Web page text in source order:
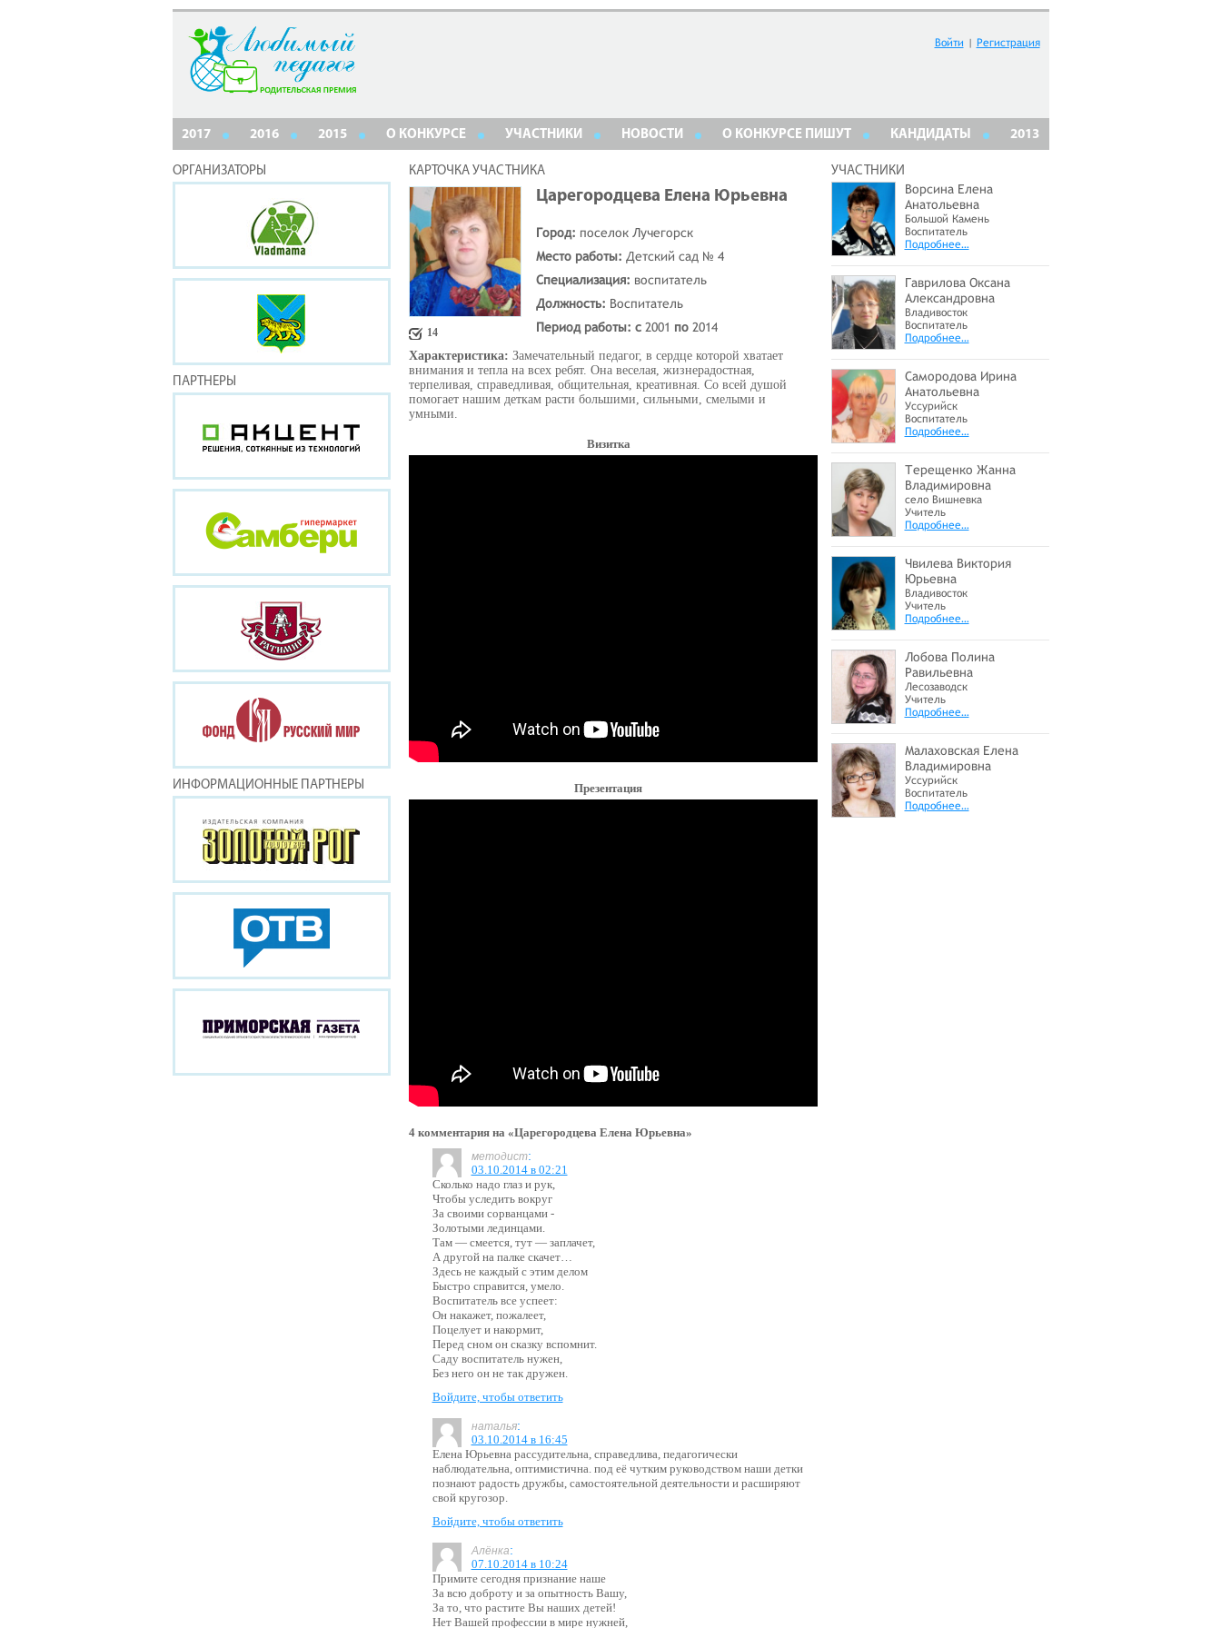
Войти | Регистрация
2017 2016 2015 О КОНКУРСЕ УЧАСТНИКИ НОВОСТИ О КОНКУРСЕ ПИШУТ КАНДИДАТЫ 2013
ОРГАНИЗАТОРЫ
ПАРТНЕРЫ
ИНФОРМАЦИОННЫЕ ПАРТНЕРЫ
КАРТОЧКА УЧАСТНИКА
14
Царегородцева Елена Юрьевна
Город: поселок Лучегорск
Место работы: Детский сад № 4
Специализация: воспитатель
Должность: Воспитатель
Период работы: с2001 по 2014
Характеристика: Замечательный педагог, в сердце которой хватает
внимания и тепла на всех ребят. Она веселая, жизнерадостная,
терпеливая, справедливая, общительная, креативная. Со всей душой
помогает нашим деткам расти большими, сильными, смелыми и
умными.
Визитка
Презентация
4 комментария на «Царегородцева Елена Юрьевна»
методист:
03.10.2014 в 02:21
Сколько надо глаз и рук,
Чтобы уследить вокруг
За своими сорванцами -
Золотыми лединцами.
Там — смеется, тут — заплачет,
А другой на палке скачет…
Здесь не каждый с этим делом
Быстро справится, умело.
Воспитатель все успеет:
Он накажет, пожалеет,
Поцелует и накормит,
Перед сном он сказку вспомнит.
Саду воспитатель нужен,
Без него он не так дружен.
Войдите, чтобы ответить
наталья:
03.10.2014 в 16:45
Елена Юрьевна рассудительна, справедлива, педагогически
наблюдательна, оптимистична. под её чутким руководством наши детки
познают радость дружбы, самостоятельной деятельности и расширяют
свой кругозор.
Войдите, чтобы ответить
Алёнка:
07.10.2014 в 10:24
Примите сегодня признание наше
За всю доброту и за опытность Вашу,
За то, что растите Вы наших детей!
Нет Вашей профессии в мире нужней,
УЧАСТНИКИ
Ворсина Елена
Анатольевна
Большой Камень
Воспитатель
Подробнее…
Гаврилова Оксана
Александровна
Владивосток
Воспитатель
Подробнее…
Самородова Ирина
Анатольевна
Уссурийск
Воспитатель
Подробнее…
Терещенко Жанна
Владимировна
село Вишневка
Учитель
Подробнее…
Чвилева Виктория
Юрьевна
Владивосток
Учитель
Подробнее…
Лобова Полина
Равильевна
Лесозаводск
Учитель
Подробнее…
Малаховская Елена
Владимировна
Уссурийск
Воспитатель
Подробнее…